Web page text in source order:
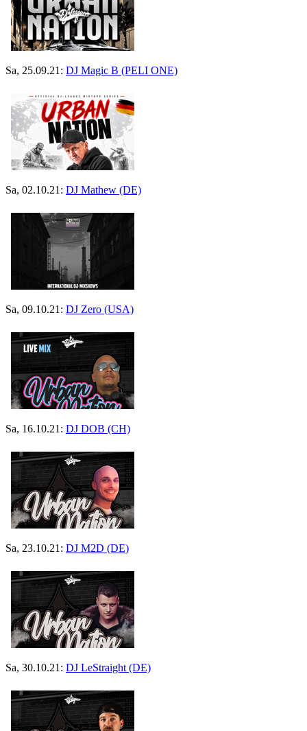
Sa, 25.09.21: DJ Magic B (PELI ONE)
Sa, 02.10.21: DJ Mathew (DE)
Sa, 09.10.21: DJ Zero (USA)
Sa, 16.10.21: DJ DOB (CH)
Sa, 23.10.21: DJ M2D (DE)
Sa, 30.10.21: DJ LeStraight (DE)